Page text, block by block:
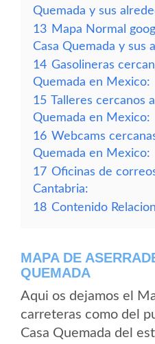
Quemada y sus
13 Mapa Normal
Casa Quemada y sus
14 Gasolineras
Quemada en Mexico:
15 Talleres cercanos
Quemada en Mexico:
16 Webcams
Quemada en Mexico:
17 Oficinas de
Cantabria:
18 Contenido
MAPA DE
QUEMADA
Aqui os dejamos el
carreteras como del
Casa Quemada del